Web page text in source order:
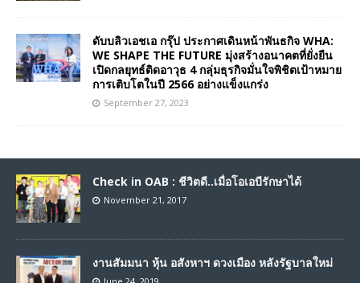
ดับบลิวเอชเอ กรุ๊ป ประกาศเดินหน้าพันธกิจ WHA:
WE SHAPE THE FUTURE มุ่งสร้างอนาคตที่ยั่งยืน
เปิดกลยุทธ์ติดอาวุธ 4 กลุ่มธุรกิจมั่นใจพิชิตเป้าหมาย
การเติบโตในปี 2566 อย่างแข็งแกร่ง
September 27, 2023
Check in OAB : ชีวิตดี..เมื่อโอเอบีรักษาได้
November 21, 2017
งานสัมมนา หุ้น อสังหาฯ ดวงเมือง หลังรัฐบาลใหม่